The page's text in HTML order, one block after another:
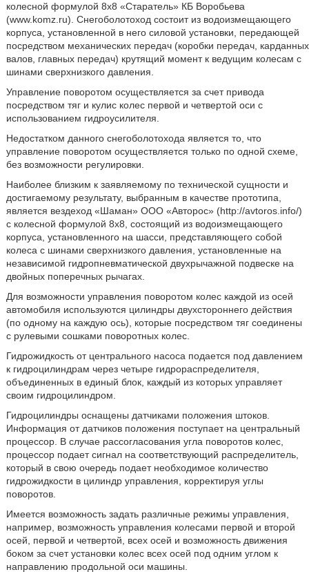
колесной формулой 8х8 «Старатель» КБ Воробьева
(www.komz.ru). Снегоболотоход состоит из водоизмещающего
корпуса, установленной в него силовой установки, передающей
посредством механических передач (коробки передач, карданных
валов, главных передач) крутящий момент к ведущим колесам с
шинами сверхнизкого давления.
Управление поворотом осуществляется за счет привода
посредством тяг и кулис колес первой и четвертой оси с
использованием гидроусилителя.
Недостатком данного снегоболотохода является то, что
управление поворотом осуществляется только по одной схеме,
без возможности регулировки.
Наиболее близким к заявляемому по технической сущности и
достигаемому результату, выбранным в качестве прототипа,
является вездеход «Шаман» ООО «Авторос» (http://avtoros.info/)
с колесной формулой 8х8, состоящий из водоизмещающего
корпуса, установленного на шасси, представляющего собой
колеса с шинами сверхнизкого давления, установленные на
независимой гидропневматической двухрычажной подвеске на
двойных поперечных рычагах.
Для возможности управления поворотом колес каждой из осей
автомобиля используются цилиндры двухстороннего действия
(по одному на каждую ось), которые посредством тяг соединены
с рулевыми сошками поворотных колес.
Гидрожидкость от центрального насоса подается под давлением
к гидроцилиндрам через четыре гидрораспределителя,
объединенных в единый блок, каждый из которых управляет
своим гидроцилиндром.
Гидроцилиндры оснащены датчиками положения штоков.
Информация от датчиков положения поступает на центральный
процессор. В случае рассогласования угла поворотов колес,
процессор подает сигнал на соответствующий распределитель,
который в свою очередь подает необходимое количество
гидрожидкости в цилиндр управления, корректируя углы
поворотов.
Имеется возможность задать различные режимы управления,
например, возможность управления колесами первой и второй
осей, первой и четвертой, всех осей и возможность движения
боком за счет установки колес всех осей под одним углом к
направлению продольной оси машины.